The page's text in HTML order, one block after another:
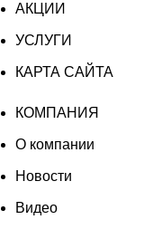
АКЦИИ
УСЛУГИ
КАРТА САЙТА
КОМПАНИЯ
О компании
Новости
Видео